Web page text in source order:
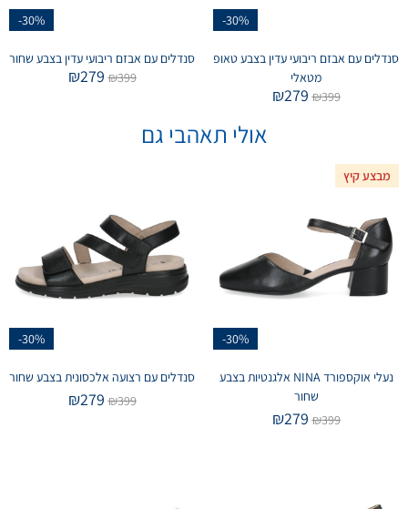
-30%
סנדלים עם אבזם ריבועי עדין בצבע טאופ
מטאלי
₪399
₪279
-30%
סנדלים עם אבזם ריבועי עדין בצבע שחור
₪399
₪279
אולי תאהבי גם
מבצע קיץ
-30%
נעלי אוקספורד NINA אלגנטיות בצבע
שחור
₪399
₪279
-30%
סנדלים עם רצועה אלכסונית בצבע שחור
₪399
₪279